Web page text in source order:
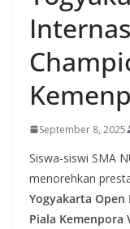
September 8, 2025
Siswa-siswi SMA
menorehkan
Yogyakarta
Piala Kemenpora